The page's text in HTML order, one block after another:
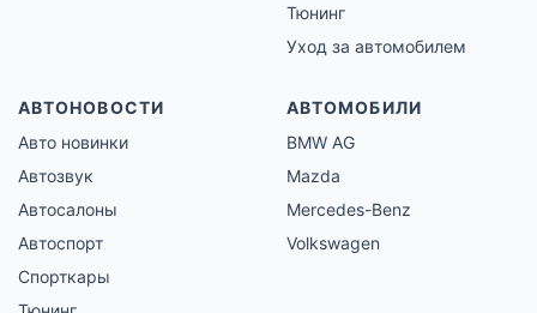
Тюнинг
Уход за автомобилем
АВТОНОВОСТИ
Авто новинки
Автозвук
Автосалоны
Автоспорт
Спорткары
АВТОМОБИЛИ
BMW AG
Mazda
Mercedes-Benz
Volkswagen